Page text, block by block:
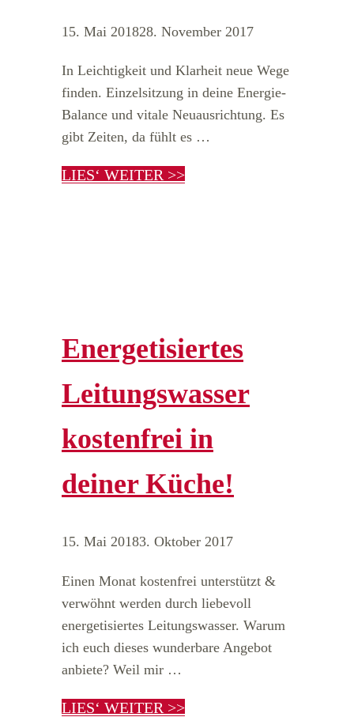
15. Mai 201828. November 2017
In Leichtigkeit und Klarheit neue Wege
finden. Einzelsitzung in deine Energie-
Balance und vitale Neuausrichtung. Es
gibt Zeiten, da fühlt es …
LIES‘ WEITER >>
Energetisiertes
Leitungswasser
kostenfrei in
deiner Küche!
15. Mai 20183. Oktober 2017
Einen Monat kostenfrei unterstützt &
verwöhnt werden durch liebevoll
energetisiertes Leitungswasser. Warum
ich euch dieses wunderbare Angebot
anbiete? Weil mir …
LIES‘ WEITER >>